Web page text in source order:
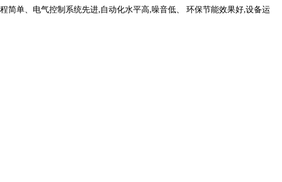
简单、电气控制系统先进,自动化水平高,噪音低、 环保节能效果好,设备运